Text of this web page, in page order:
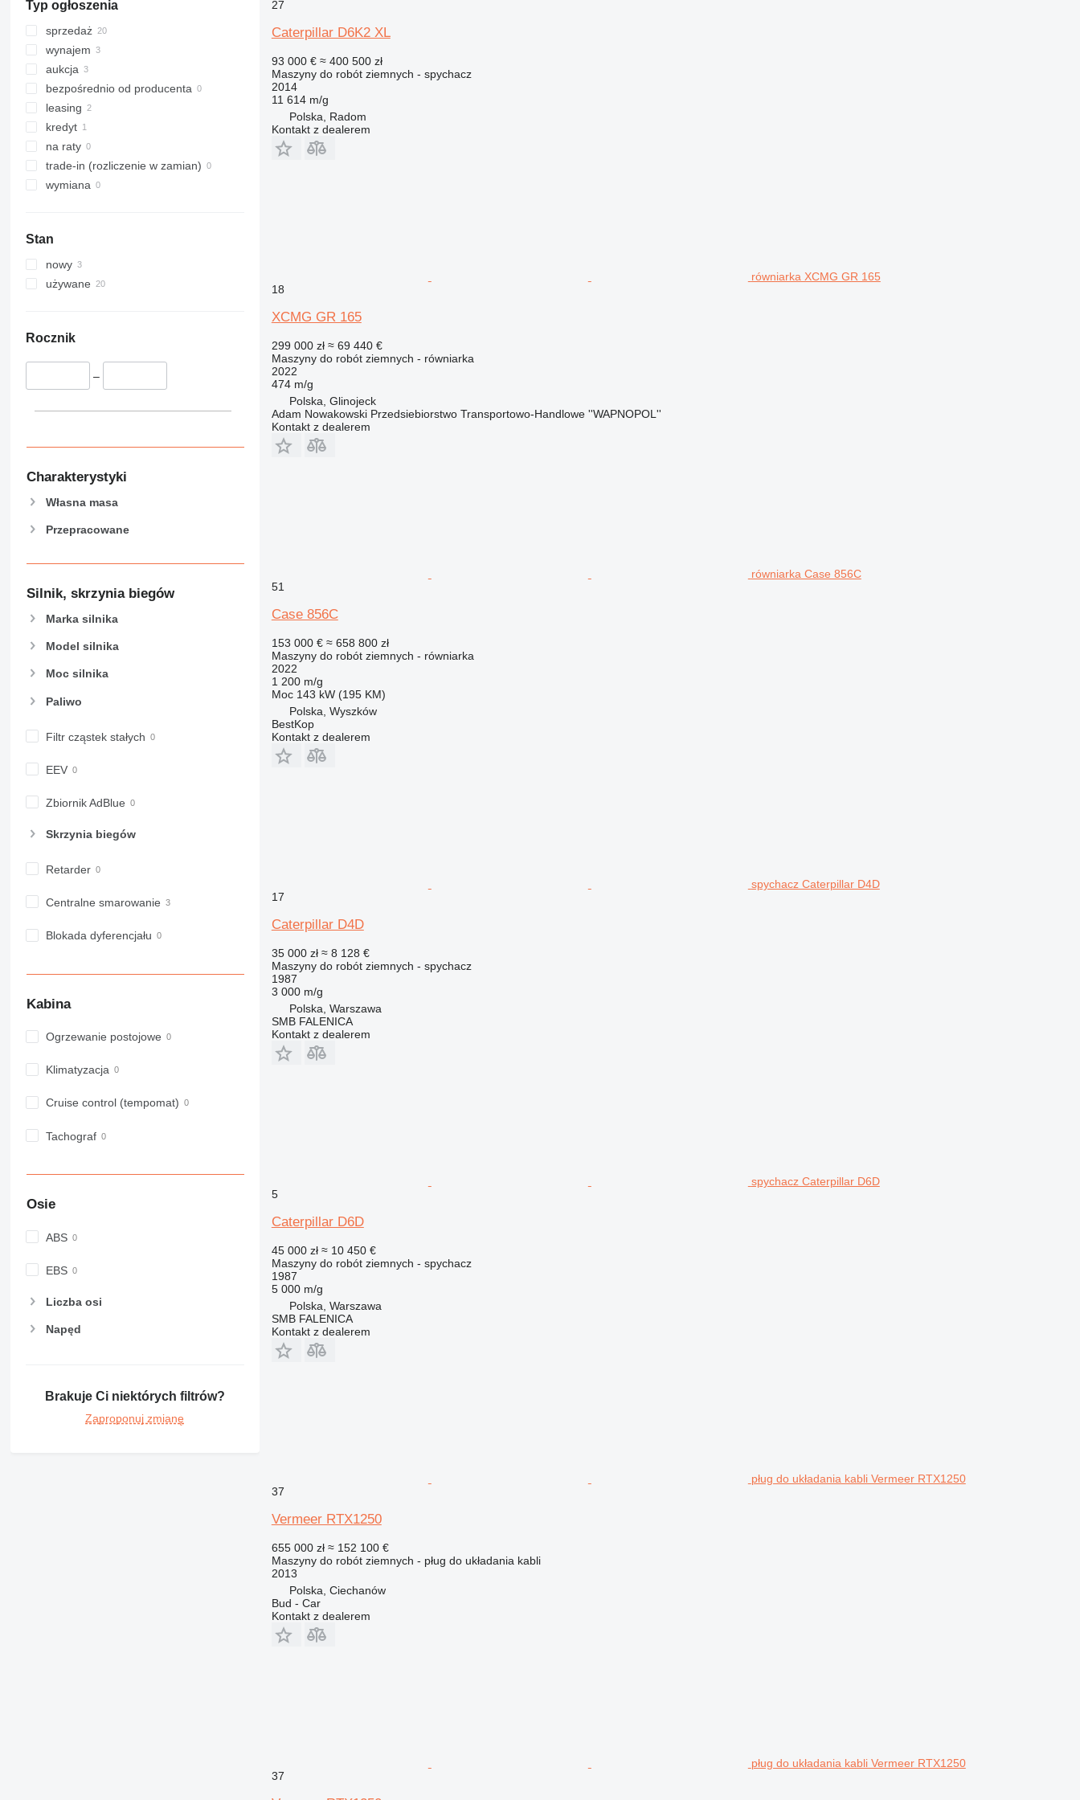
Typ ogłoszenia
sprzedaż
wynajem
aukcja
bezpośrednio od producenta
leasing
kredyt
na raty
trade-in (rozliczenie w zamian)
wymiana
Stan
nowy
używane
Rocznik
–
Charakterystyki
Własna masa
Przepracowane
Silnik, skrzynia biegów
Marka silnika
Model silnika
Moc silnika
Paliwo
Filtr cząstek stałych
EEV
Zbiornik AdBlue
Skrzynia biegów
Retarder
Centralne smarowanie
Blokada dyferencjału
Kabina
Ogrzewanie postojowe
Klimatyzacja
Cruise control (tempomat)
Tachograf
Osie
ABS
EBS
Liczba osi
Napęd
Brakuje Ci niektórych filtrów?
Zaproponuj zmianę
27
Caterpillar D6K2 XL
93 000 € ≈ 400 500 zł
Maszyny do robót ziemnych - spychacz
2014
11 614 m/g
Polska, Radom
Kontakt z dealerem
równiarka XCMG GR 165
18
XCMG GR 165
299 000 zł ≈ 69 440 €
Maszyny do robót ziemnych - równiarka
2022
474 m/g
Polska, Glinojeck
Adam Nowakowski Przedsiebiorstwo Transportowo-Handlowe ''WAPNOPOL''
Kontakt z dealerem
równiarka Case 856C
51
Case 856C
153 000 € ≈ 658 800 zł
Maszyny do robót ziemnych - równiarka
2022
1 200 m/g
Moc 143 kW (195 KM)
Polska, Wyszków
BestKop
Kontakt z dealerem
spychacz Caterpillar D4D
17
Caterpillar D4D
35 000 zł ≈ 8 128 €
Maszyny do robót ziemnych - spychacz
1987
3 000 m/g
Polska, Warszawa
SMB FALENICA
Kontakt z dealerem
spychacz Caterpillar D6D
5
Caterpillar D6D
45 000 zł ≈ 10 450 €
Maszyny do robót ziemnych - spychacz
1987
5 000 m/g
Polska, Warszawa
SMB FALENICA
Kontakt z dealerem
pług do układania kabli Vermeer RTX1250
37
Vermeer RTX1250
655 000 zł ≈ 152 100 €
Maszyny do robót ziemnych - pług do układania kabli
2013
Polska, Ciechanów
Bud - Car
Kontakt z dealerem
pług do układania kabli Vermeer RTX1250
37